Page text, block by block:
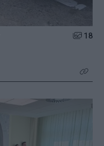
Liczba
18
Kliknij